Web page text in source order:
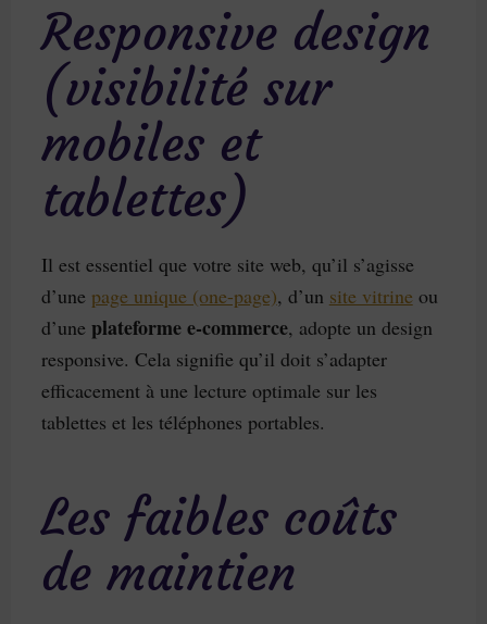
Responsive design
(visibilité sur
mobiles et
tablettes)
Il est essentiel que votre site web, qu’il s’agisse
d’une page unique (one-page), d’un site vitrine ou
d’une plateforme e-commerce, adopte un design
responsive. Cela signifie qu’il doit s’adapter
efficacement à une lecture optimale sur les
tablettes et les téléphones portables.
Les faibles coûts
de maintien